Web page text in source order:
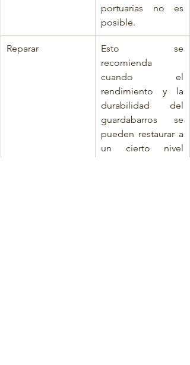
portuarias no es
posible.
Reparar
Esto se
recomienda
cuando el
rendimiento y la
durabilidad del
guardabarros se
pueden restaurar a
un cierto nivel